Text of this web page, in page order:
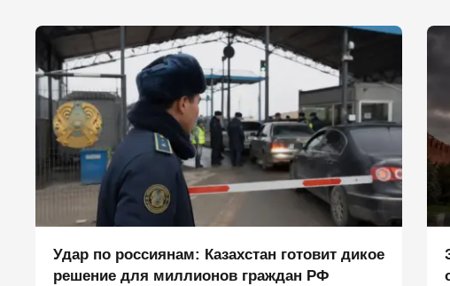
Удар по россиянам: Казахстан готовит дикое
решение для миллионов граждан РФ